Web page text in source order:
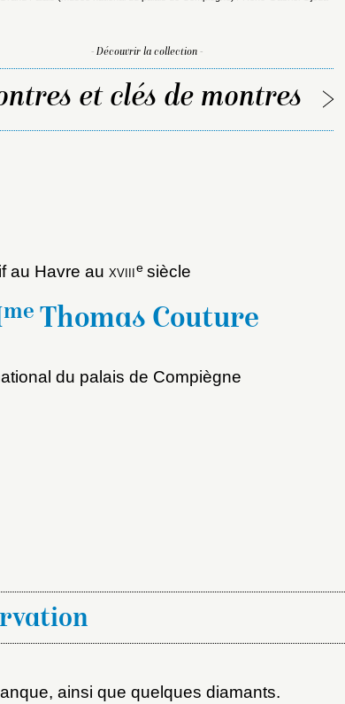
- Découvrir la collection -
et clés de montres
au Havre au xviiiesiècle
me Thomas Couture
du palais de Compiègne
ainsi que quelques diamants.
dossier où ajouter la